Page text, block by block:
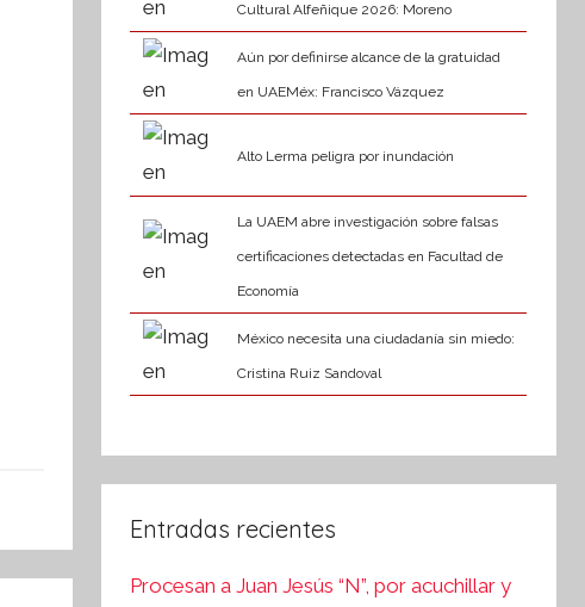
Cultural Alfeñique 2026: Moreno
Aún por definirse alcance de la gratuidad
en UAEMéx: Francisco Vázquez
Alto Lerma peligra por inundación
La UAEM abre investigación sobre falsas
certificaciones detectadas en Facultad de
Economía
México necesita una ciudadanía sin miedo:
Cristina Ruiz Sandoval
Entradas recientes
Procesan a Juan Jesús “N”, por acuchillar y